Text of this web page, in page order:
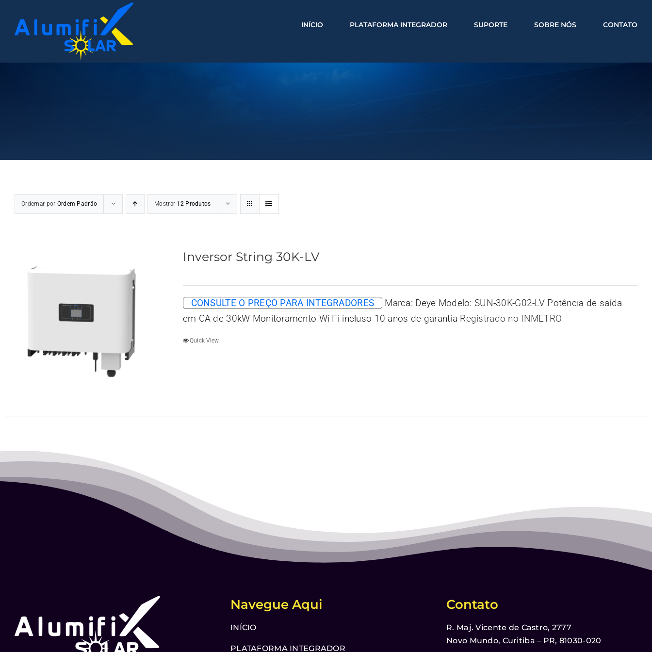
para
INÍCIO PLATAFORMA INTEGRADOR SUPORTE SOBRE NÓS CONTATO
Ordernar por Ordem Padrão Mostrar 12 Produtos
Inversor String 30K-LV
CONSULTE O PREÇO PARA INTEGRADORES
Marca: Deye Modelo: SUN-30K-G02-LV Potência de saída
em CA de 30kW Monitoramento Wi-Fi incluso 10 anos de garantia Registrado no INMETRO
Quick View
Navegue Aqui
INÍCIO
PLATAFORMA INTEGRADOR
Contato
R. Maj. Vicente de Castro, 2777
Novo Mundo, Curitiba – PR, 81030-020